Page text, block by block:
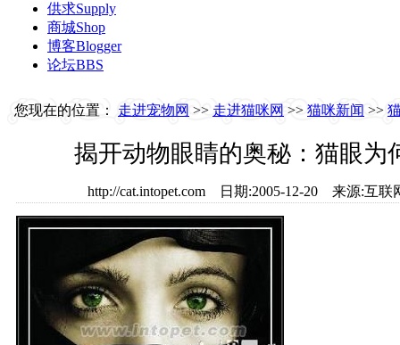
供求Supply
商城Shop
博客Blogger
论坛BBS
您现在的位置： 走进宠物网 >> 走进猫咪网 >> 猫咪新闻 >>
揭开动物眼睛的奥秘：猫眼为
http://cat.intopet.com 日期:2005-12-20 来源:互